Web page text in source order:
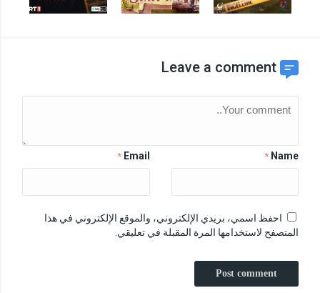
Leave a comment
Name
*
Email
*
احفظ اسمي، بريدي الإلكتروني، والموقع الإلكتروني في هذا
المتصفح لاستخدامها المرة المقبلة في تعليقي.